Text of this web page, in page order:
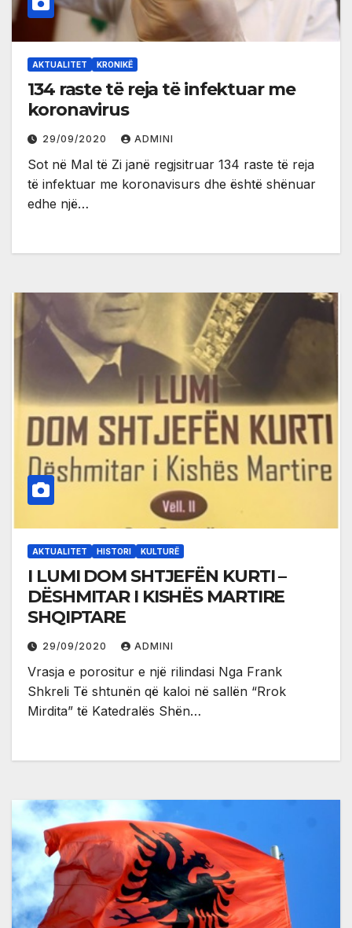
AKTUALITET KRONIKË
134 raste të reja të infektuar me
koronavirus
29/09/2020 ADMINI
Sot në Mal të Zi janë regjsitruar 134 raste të reja
të infektuar me koronavisurs dhe është shënuar
edhe një…
AKTUALITET HISTORI KULTURË
I LUMI DOM SHTJEFËN KURTI –
DËSHMITAR I KISHËS MARTIRE
SHQIPTARE
29/09/2020 ADMINI
Vrasja e porositur e një rilindasi Nga Frank
Shkreli Të shtunën që kaloi në sallën “Rrok
Mirdita” të Katedralës Shën…